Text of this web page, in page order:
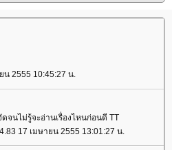
น 2555 10:45:27 น.
จนไม่รู้จะอ่านเรื่องไหนก่อนดี TT
17 เมษายน 2555 13:01:27 น.